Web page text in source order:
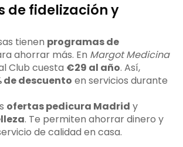
de fidelización y
tienen programas de
ahorrar más. En Margot Medicina
Club cuesta €29 al año. Así,
de descuento en servicios durante
ofertas pedicura Madrid y
. Te permiten ahorrar dinero y
de calidad en casa.